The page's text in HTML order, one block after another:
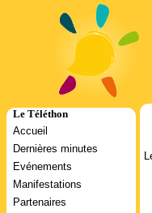
Le Téléthon
Accueil
Dernières minutes
Evénements
Manifestations
Partenaires